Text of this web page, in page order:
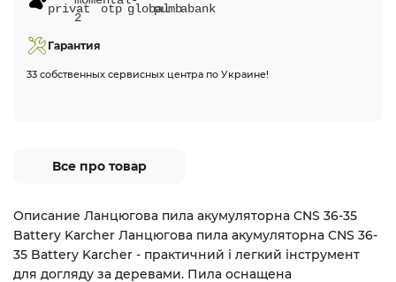
Гарантия
33 собственных сервисных центра по Украине!
Все про товар
Описание Ланцюгова пила акумуляторна CNS 36-35
Battery Karcher Ланцюгова пила акумуляторна CNS 36-
35 Battery Karcher - практичний і легкий інструмент
для догляду за деревами. Пила оснащена